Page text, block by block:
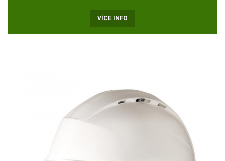
VÍCE INFO